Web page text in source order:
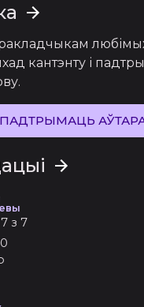
кантэнту і
ПАДТРЫМАЦЬ
7 з 7